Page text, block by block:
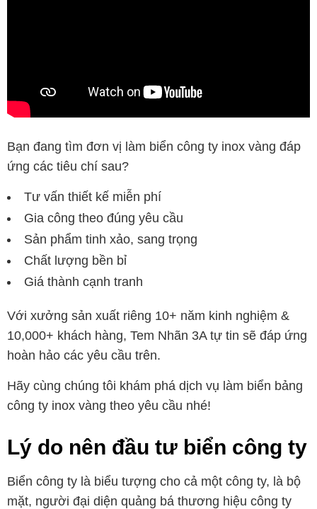
Bạn đang tìm đơn vị làm biển công ty inox vàng đáp
ứng các tiêu chí sau?
Tư vấn thiết kế miễn phí
Gia công theo đúng yêu cầu
Sản phẩm tinh xảo, sang trọng
Chất lượng bền bỉ
Giá thành cạnh tranh
Với xưởng sản xuất riêng 10+ năm kinh nghiệm &
10,000+ khách hàng, Tem Nhãn 3A tự tin sẽ đáp ứng
hoàn hảo các yêu cầu trên.
Hãy cùng chúng tôi khám phá dịch vụ làm biển bảng
công ty inox vàng theo yêu cầu nhé!
Lý do nên đầu tư biển công ty
Biển công ty là biểu tượng cho cả một công ty, là bộ
mặt, người đại diện quảng bá thương hiệu công ty